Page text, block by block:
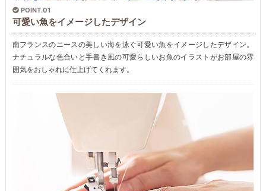
POINT.01
可愛い魚をイメージしたデザイン
南フランスのニースの美しい海を泳ぐ可愛い魚をイメージしたデザイン。
ナチュラルな色合いと手書き風の可愛らしいお魚のイラストがお部屋の雰
囲気をおしゃれに仕上げてくれます。